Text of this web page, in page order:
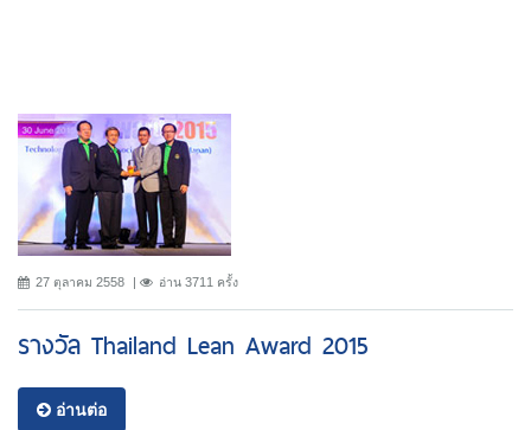
27 ตุลาคม 2558 อ่าน 3711 ครั้ง
รางวัล Thailand Lean Award 2015
อ่านต่อ